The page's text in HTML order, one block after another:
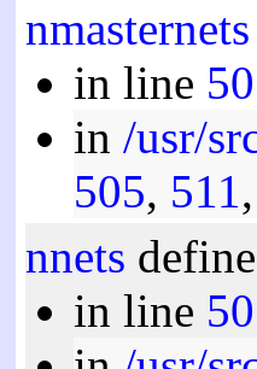
nmasternets
in line
in /usr/
505, 511
nnets
in line